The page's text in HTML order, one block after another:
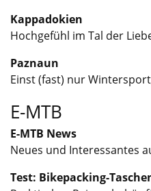
Kappadokien
Hochgefühl im Tal der
Paznaun
Einst (fast) nur
E-MTB
E-MTB News
Neues und Interessantes
Test: Bikepacking-